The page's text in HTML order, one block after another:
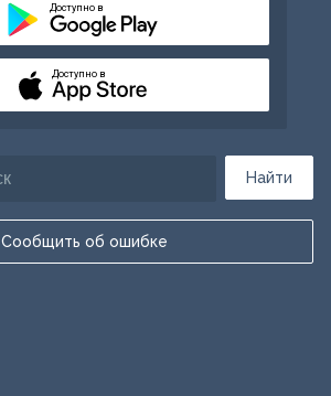
Найти
Сообщить об ошибке
Доступно в
Доступно в